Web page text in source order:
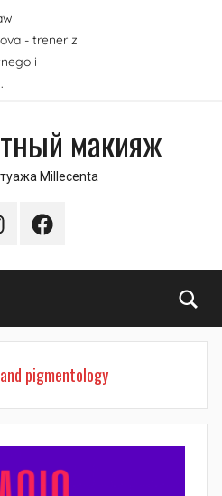
- trener z
i
макияж
Millecenta
Facebook
pigmentology